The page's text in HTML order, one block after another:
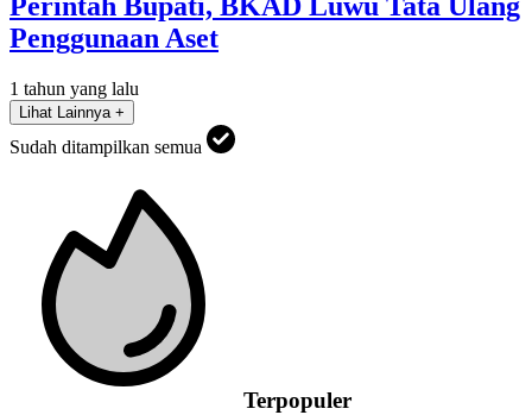
Penggunaan Aset
1 tahun yang lalu
Lihat Lainnya +
Sudah ditampilkan semua
Terpopuler